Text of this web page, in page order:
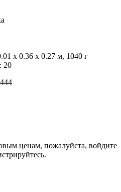
x 0.36 x 0.27 м, 1040 г
20
ценам, пожалуйста, войдите